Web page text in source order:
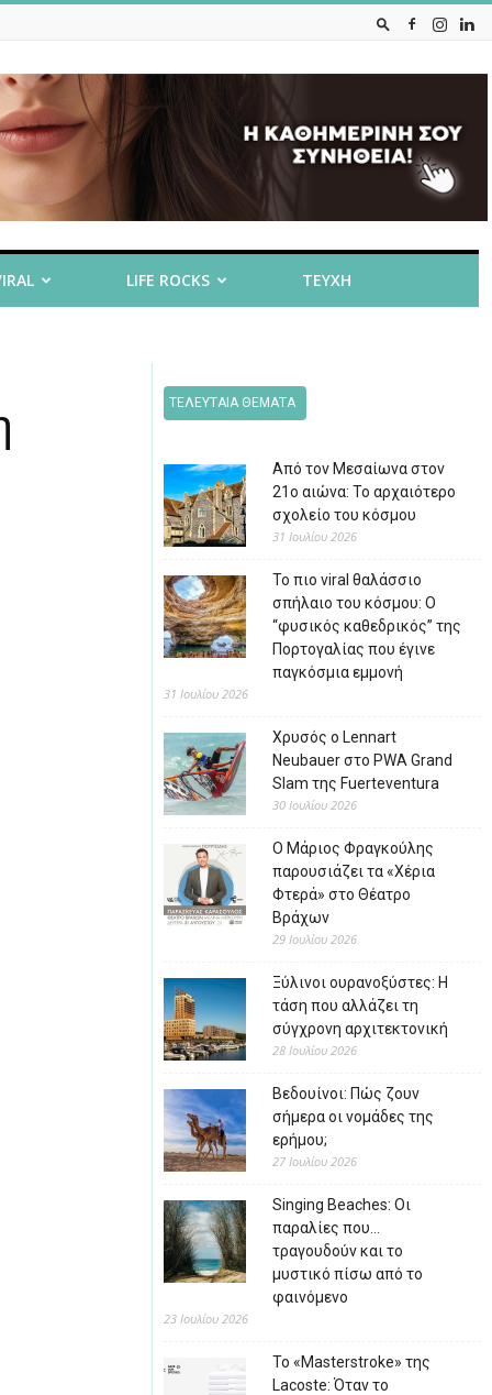
LIFE ROCKS ΤΕΥΧΗ
ΤΕΛΕΥΤΑΙΑ ΘΕΜΑΤΑ
Από τον Μεσαίωνα στον
21ο αιώνα: Το αρχαιότερο
σχολείο του κόσμου
31 Ιουλίου 2026
Το πιο viral θαλάσσιο
σπήλαιο του κόσμου: Ο
“φυσικός καθεδρικός” της
Πορτογαλίας που έγινε
παγκόσμια εμμονή
31 Ιουλίου 2026
Χρυσός ο Lennart
Neubauer στο PWA Grand
Slam της Fuerteventura
30 Ιουλίου 2026
Ο Μάριος Φραγκούλης
παρουσιάζει τα «Χέρια
Φτερά» στο Θέατρο
Βράχων
29 Ιουλίου 2026
Ξύλινοι ουρανοξύστες: Η
τάση που αλλάζει τη
σύγχρονη αρχιτεκτονική
28 Ιουλίου 2026
Βεδουίνοι: Πώς ζουν
σήμερα οι νομάδες της
ερήμου;
27 Ιουλίου 2026
Singing Beaches: Οι
παραλίες που…
τραγουδούν και το
μυστικό πίσω από το
φαινόμενο
23 Ιουλίου 2026
Το «Masterstroke» της
Lacoste: Όταν το